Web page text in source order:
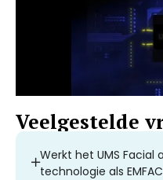
Veelgestelde
Werkt het UMS
technologie als